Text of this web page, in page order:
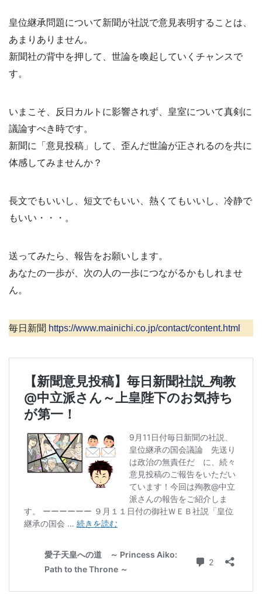
皇位継承問題について新聞が社説で意見表明することは、
あまりありません。
新聞社の背中を押して、世論を喚起していくチャンスで
す。
いまこそ、反日カルトに影響されず、皇室について真剣に
議論すべき時です。
新聞に「意見投稿」して、歪んだ世論が正されるのを共に
体感してみませんか？
長文でもいいし、短文でもいい、熱くてもいいし、冷静で
もいい・・・。
送ってみたら、報告をお願いします。
あなたの一歩が、次の人の一歩につながるかもしれませ
ん。
毎日新聞 https://www.mainichi.co.jp/contact/content.html